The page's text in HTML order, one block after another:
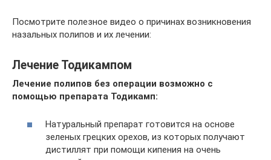
Посмотрите полезное видео о причинах возникновения
назальных полипов и их лечении:
Лечение Тодикампом
Лечение полипов без операции возможно с
помощью препарата Тодикамп:
Натуральный препарат готовится на основе
зеленых грецких орехов, из которых получают
дистиллят при помощи кипения на очень